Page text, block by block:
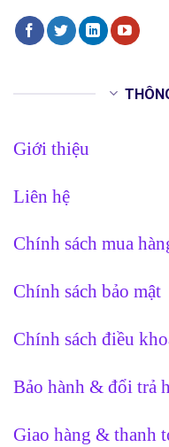
Giới thiệu
Liên hệ
Chính sách mua
Chính sách bảo mật
Chính sách điều
Bảo hành & đổi trả
Giao hàng & thanh